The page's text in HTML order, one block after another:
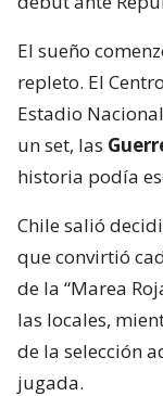
El sueño
repleto. El
Estadio
un set, las
historia podía
Chile salió
que convirtió
de la “Marea
las locales,
de la selección
jugada.